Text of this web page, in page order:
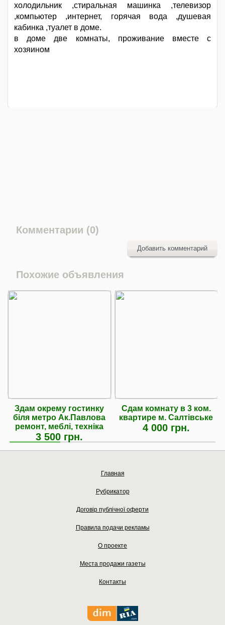
холодильник ,стиральная машинка ,телевизор
,компьютер ,интернет, горячая вода ,душевая
кабинка ,туалет в доме.
в доме две комнаты, проживание вместе с
хозяином
Комментарии (0)
Добавить комментарий
Похожие объявления
Здам окрему гостинку
біля метро Ак.Павлова
ремонт, меблі, техніка
3 500 грн.
Сдам комнату в 3 ком.
квартире м. Салтiвське
4 000 грн.
Главная
Рубрикатор
Договір публічної оферти
Правила подачи рекламы
О проекте
Места продажи газеты
Контакты